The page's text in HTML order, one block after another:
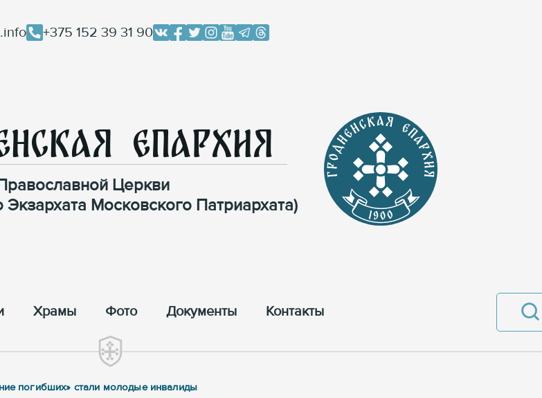
+375 152 39 31 90
Епархия
Церкви
Экзархата Московского Патриархата)
Храмы Фото Документы Контакты
погибших» стали молодые инвалиды